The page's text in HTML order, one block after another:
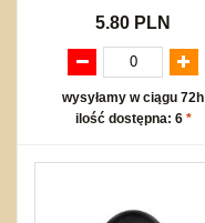
5.80 PLN
wysyłamy w ciągu 72h
ilość dostępna: 6 *